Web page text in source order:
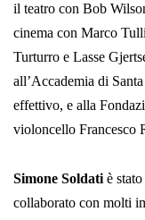
il teatro con Bob
cinema con Marco
Turturro e Lasse
all’Accademia di
effettivo, e alla
violoncello Francesco
Simone Soldati è
collaborato con molti